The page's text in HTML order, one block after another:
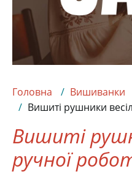
Головна
Вишиванки
Вишиті рушники
Вишиті
ручної